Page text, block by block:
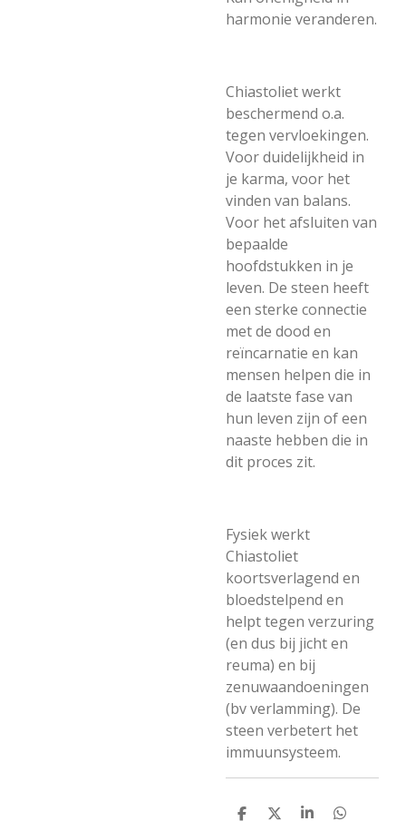
harmonie veranderen.
Chiastoliet werkt
beschermend o.a.
tegen vervloekingen.
Voor duidelijkheid in
je karma, voor het
vinden van balans.
Voor het afsluiten van
bepaalde
hoofdstukken in je
leven. De steen heeft
een sterke connectie
met de dood en
reïncarnatie en kan
mensen helpen die in
de laatste fase van
hun leven zijn of een
naaste hebben die in
dit proces zit.
Fysiek werkt
Chiastoliet
koortsverlagend en
bloedstelpend en
helpt tegen verzuring
(en dus bij jicht en
reuma) en bij
zenuwaandoeningen
(bv verlamming). De
steen verbetert het
immuunsysteem.
D
D
S
D